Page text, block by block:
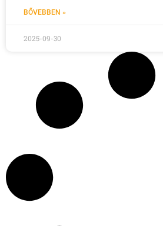
BŐVEBBEN »
2025-09-30